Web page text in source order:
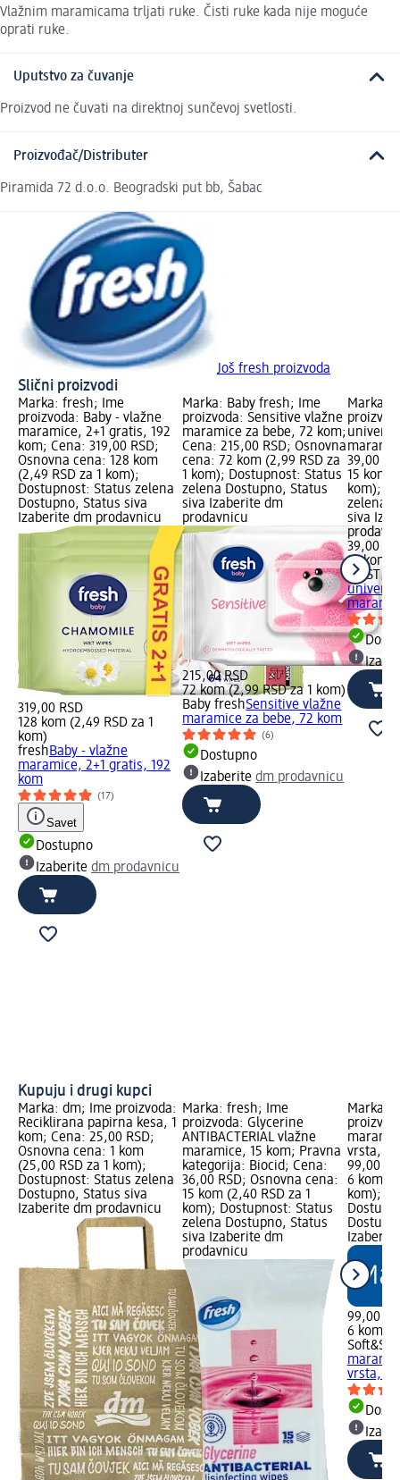
Vlažnim maramicama trljati ruke. Čisti ruke kada nije moguće
oprati ruke.
Uputstvo za čuvanje
Proizvod ne čuvati na direktnoj sunčevoj svetlosti.
Proizvođač/Distributer
Piramida 72 d.o.o. Beogradski put bb, Šabac
Još fresh proizvoda
Slični proizvodi
Marka: fresh; Ime
proizvoda: Baby - vlažne
maramice, 2+1 gratis, 192
kom; Cena: 319,00 RSD;
Osnovna cena: 128 kom
(2,49 RSD za 1 kom);
Dostupnost: Status zelena
Dostupno, Status siva
Izaberite dm prodavnicu
319,00 RSD
128 kom (2,49 RSD za 1
kom)
freshBaby - vlažne
maramice, 2+1 gratis, 192
kom
(17)
Savet
Dostupno
Izaberite dm prodavnicu
Marka: Baby fresh; Ime
proizvoda: Sensitive vlažne
maramice za bebe, 72 kom;
Cena: 215,00 RSD; Osnovna
cena: 72 kom (2,99 RSD za
1 kom); Dostupnost: Status
zelena Dostupno, Status
siva Izaberite dm
prodavnicu
215,00 RSD
72 kom (2,99 RSD za 1 kom)
Baby freshSensitive vlažne
maramice za bebe, 72 kom
(6)
Dostupno
Izaberitedm prodavnicu
Marka:
39,00
15 kom
kom);
zelena
siva
39,00
15 kom
WEST 3
Kupuju i drugi kupci
Marka: dm; Ime proizvoda:
Reciklirana papirna kesa, 1
kom; Cena: 25,00 RSD;
Osnovna cena: 1 kom
(25,00 RSD za 1 kom);
Dostupnost: Status zelena
Dostupno, Status siva
Izaberite dm prodavnicu
Marka: fresh; Ime
proizvoda: Glycerine
ANTIBACTERIAL vlažne
maramice, 15 kom; Pravna
kategorija: Biocid; Cena:
36,00 RSD; Osnovna cena:
15 kom (2,40 RSD za 1
kom); Dostupnost: Status
zelena Dostupno, Status
siva Izaberite dm
prodavnicu
Marka:
vrsta, 6
99,00
6 kom
kom);
99,00
6 kom
vrsta, 6